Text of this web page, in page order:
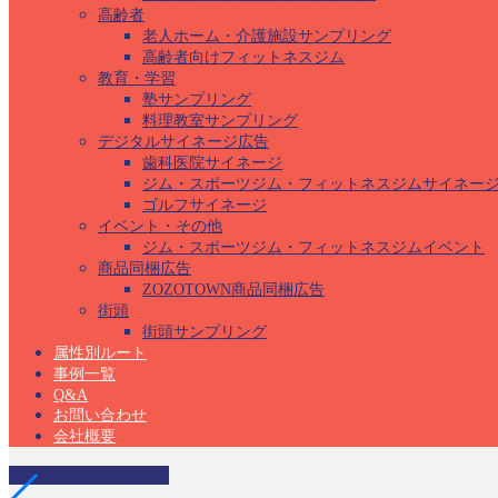
高齢者
老人ホーム・介護施設サンプリング
高齢者向けフィットネスジム
教育・学習
塾サンプリング
料理教室サンプリング
デジタルサイネージ広告
歯科医院サイネージ
ジム・スポーツジム・フィットネスジムサイネー
ゴルフサイネージ
イベント・その他
ジム・スポーツジム・フィットネスジムイベント
商品同梱広告
ZOZOTOWN商品同梱広告
街頭
街頭サンプリング
属性別ルート
事例一覧
Q&A
お問い合わせ
会社概要
皮膚科サンプリング